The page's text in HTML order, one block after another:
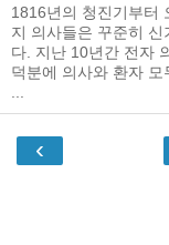
1816년의 청진기부터
지 의사들은 꾸준히
다. 지난 10년간 전자
덕분에 의사와 환자
‹